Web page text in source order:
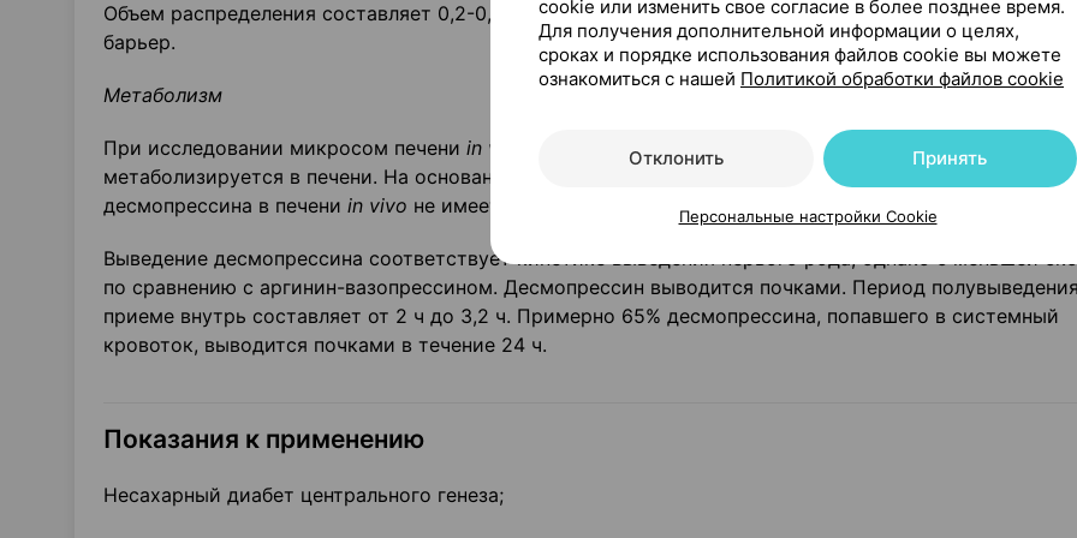
Объем распределения составляет 0,2-0,3 л/кг. Десмопрессин не проникает через
барьер.
Метаболизм
При исследовании микросом печени in vitro
было установлено, что незначительная часть
метаболизируется в печени. На основании полученных данных был сделан вывод, что метаболизм
десмопрессина в печени in vivo не имеет существенного значения. Выведение
Выведение десмопрессина соответствует кинетике выведения первого рода, однако с меньшей
по сравнению с аргинин-вазопрессином. Десмопрессин выводится почками. Период
приеме внутрь составляет от 2 ч до 3,2 ч. Примерно 65% десмопрессина, попавшего в системный
кровоток, выводится почками в течение 24 ч.
Показания к применению
Несахарный диабет центрального генеза;
cookie или изменить свое согласие в более позднее время.
Для получения дополнительной информации о целях,
сроках и порядке использования файлов cookie вы можете
ознакомиться с нашей Политикой обработки файлов cookie
Отклонить Принять
Персональные настройки Cookie